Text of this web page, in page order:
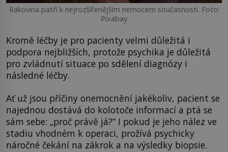
Rakovina patří k nejrozšířenějším nemocem současnosti. Foto:
Pixabay
Kromě léčby je pro pacienty velmi důležitá i
podpora nejbližších, protože psychika je důležitá
pro zvládnutí situace po sdělení diagnózy i
následné léčby.
Ať už jsou příčiny onemocnění jakékoliv, pacient se
najednou dostává do kolotoče informací a ptá se
sám sebe: „proč právě já?“ I pokud je jeho nález ve
stadiu vhodném k operaci, prožívá psychicky
náročné čekání na zákrok a na výsledky biopsie.